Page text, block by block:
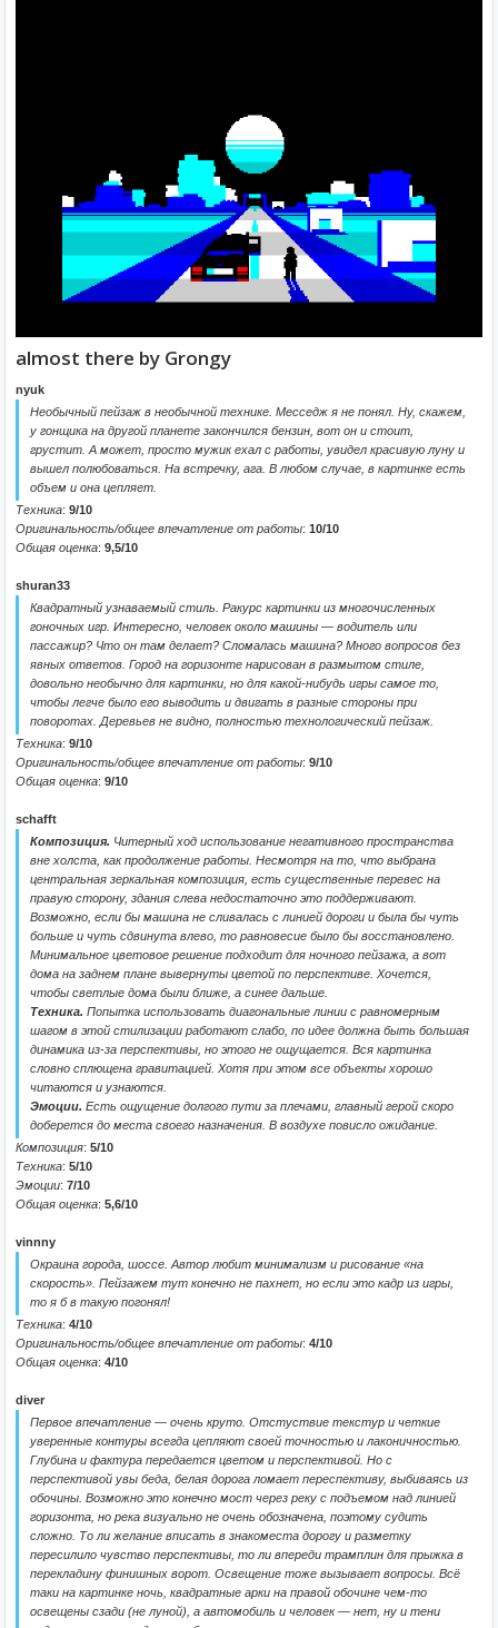
almost there by Grongy
nyuk
Необычный пейзаж в необычной технике. Месседж я не понял. Ну, скажем,
у гонщика на другой планете закончился бензин, вот он и стоит,
грустит. А может, просто мужик ехал с работы, увидел красивую луну и
вышел полюбоваться. На встречку, ага. В любом случае, в картинке есть
объем и она цепляет.
Техника: 9/10
Оригинальность/общее впечатление от работы: 10/10
Общая оценка: 9,5/10
shuran33
Квадратный узнаваемый стиль. Ракурс картинки из многочисленных
гоночных игр. Интересно, человек около машины — водитель или
пассажир? Что он там делает? Сломалась машина? Много вопросов без
явных ответов. Город на горизонте нарисован в размытом стиле,
довольно необычно для картинки, но для какой-нибудь игры самое то,
чтобы легче было его выводить и двигать в разные стороны при
поворотах. Деревьев не видно, полностью технологический пейзаж.
Техника: 9/10
Оригинальность/общее впечатление от работы: 9/10
Общая оценка: 9/10
schafft
Композиция. Читерный ход использование негативного пространства
вне холста, как продолжение работы. Несмотря на то, что выбрана
центральная зеркальная композиция, есть существенные перевес на
правую сторону, здания слева недостаточно это поддерживают.
Возможно, если бы машина не сливалась с линией дороги и была бы чуть
больше и чуть сдвинута влево, то равновесие было бы восстановлено.
Минимальное цветовое решение подходит для ночного пейзажа, а вот
дома на заднем плане вывернуты цветой по перспективе. Хочется,
чтобы светлые дома были ближе, а синее дальше.
Техника. Попытка использовать диагональные линии с равномерным
шагом в этой стилизации работают слабо, по идее должна быть большая
динамика из-за перспективы, но этого не ощущается. Вся картинка
словно сплющена гравитацией. Хотя при этом все объекты хорошо
читаются и узнаются.
Эмоции. Есть ощущение долгого пути за плечами, главный герой скоро
доберется до места своего назначения. В воздухе повисло ожидание.
Композиция: 5/10
Техника: 5/10
Эмоции: 7/10
Общая оценка: 5,6/10
vinnny
Окраина города, шоссе. Автор любит минимализм и рисование «на
скорость». Пейзажем тут конечно не пахнет, но если это кадр из игры,
то я б в такую погонял!
Техника: 4/10
Оригинальность/общее впечатление от работы: 4/10
Общая оценка: 4/10
diver
Первое впечатление — очень круто. Отстуствие текстур и четкие
уверенные контуры всегда цепляют своей точностью и лаконичностью.
Глубина и фактура передается цветом и перспективой. Но с
перспективой увы беда, белая дорога ломает переспективу, выбиваясь из
обочины. Возможно это конечно мост через реку с подъемом над линией
горизонта, но река визуально не очень обозначена, поэтому судить
сложно. То ли желание вписать в знакоместа дорогу и разметку
пересилило чувство перспективы, то ли впереди трамплин для прыжка в
перекладину финишных ворот. Освещение тоже вызывает вопросы. Всё
таки на картинке ночь, квадратные арки на правой обочине чем-то
освещены сзади (не луной), а автомобиль и человек — нет, ну и тени